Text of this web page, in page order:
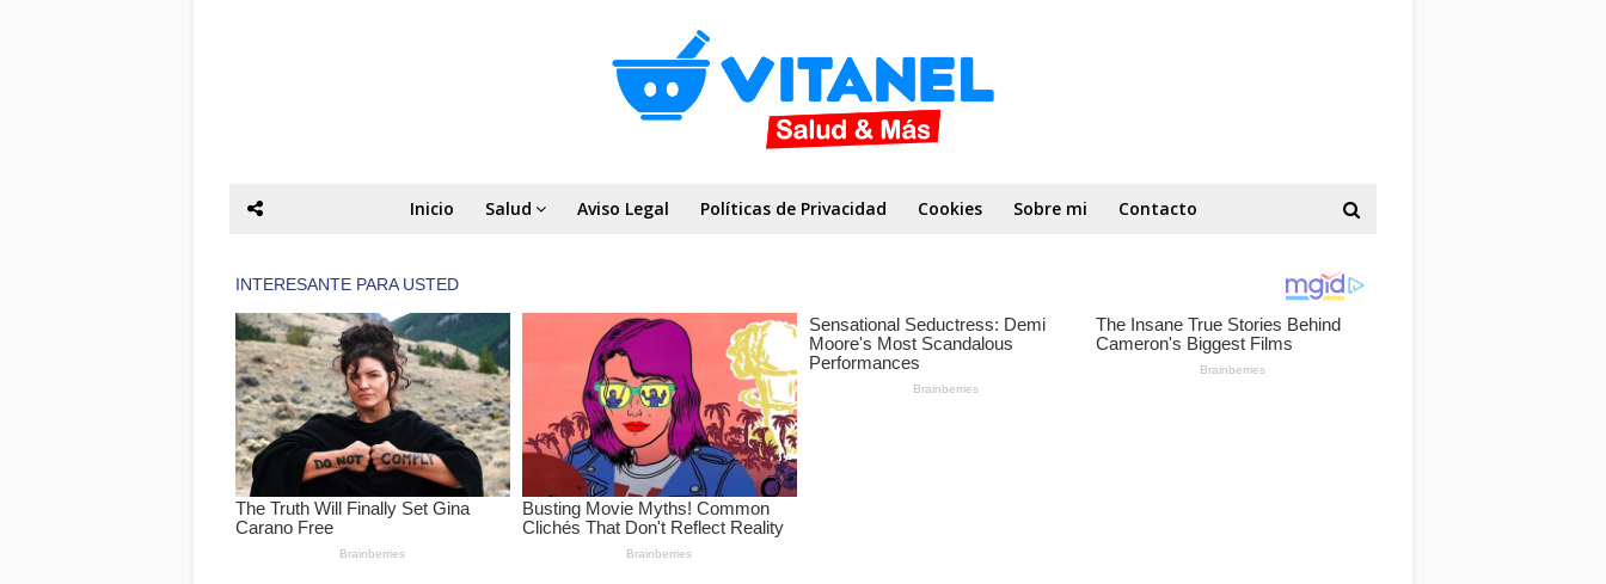
Inicio Salud Aviso Legal Políticas de Privacidad Cookies Sobre mi Contacto